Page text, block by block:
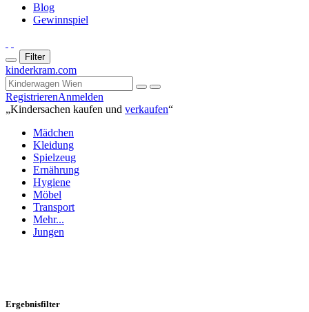
Blog
Gewinnspiel
Filter
kinderkram.com
RegistrierenAnmelden
„Kindersachen kaufen und verkaufen“
Mädchen
Kleidung
Spielzeug
Ernährung
Hygiene
Möbel
Transport
Mehr...
Jungen
Ergebnisfilter